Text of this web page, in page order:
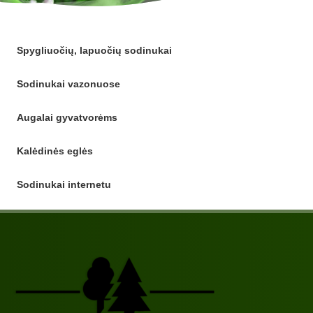
Spygliuočių, lapuočių sodinukai
Sodinukai vazonuose
Augalai gyvatvorėms
Kalėdinės eglės
Sodinukai internetu